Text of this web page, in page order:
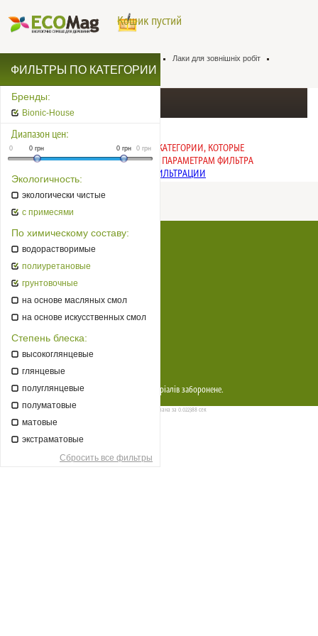
Лаки для зовнішніх робіт
Фасадні лаки
Фасадні лаки
Фасадні лаки Bionic-House
ИЗВИНИТЕ, НЕТ ТОВАРОВ В КАТЕГОРИИ, КОТОРЫЕ
СООТВЕТСТВУЮТ ЗАДАННЫМ ПАРАМЕТРАМ ФИЛЬТРА
ПОСМОТРЕТЬ ТОВАРЫ БЕЗ ФИЛЬТРАЦИИ
ФИЛЬТРЫ ПО КАТЕГОРИИ
Бренды:
Bionic-House
Диапазон цен:
0 0 грн
0 грн 0грн
Экологичность:
экологически чистые
с примесями
По химическому составу:
водорастворимые
полиуретановые
грунтовочные
на основе масляных смол
на основе искусственных смол
Степень блеска:
высокоглянцевые
глянцевые
полуглянцевые
полуматовые
матовые
экстраматовые
Сбросить все фильтры
Кошик пустий
Натуральна хімія для деревини
Супер еко
Бренди
Оплата, доставка
Постійним клиєнтам
Прайси
Контакти
Copyright © 2026EcoMag . Копіювання матеріалів заборонене.
Страница сгенерирована за 0.022388 сек